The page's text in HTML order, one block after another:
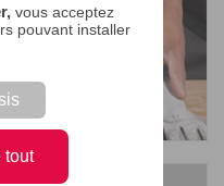
vous acceptez
pouvant installer
tout